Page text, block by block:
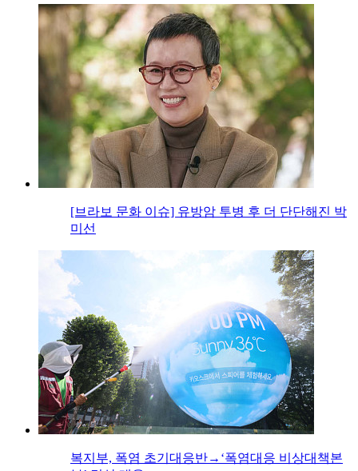
[브라보 문화 이슈] 유방암 투병 후 더 단단해진 박
미선
복지부, 폭염 초기대응반→‘폭염대응 비상대책본